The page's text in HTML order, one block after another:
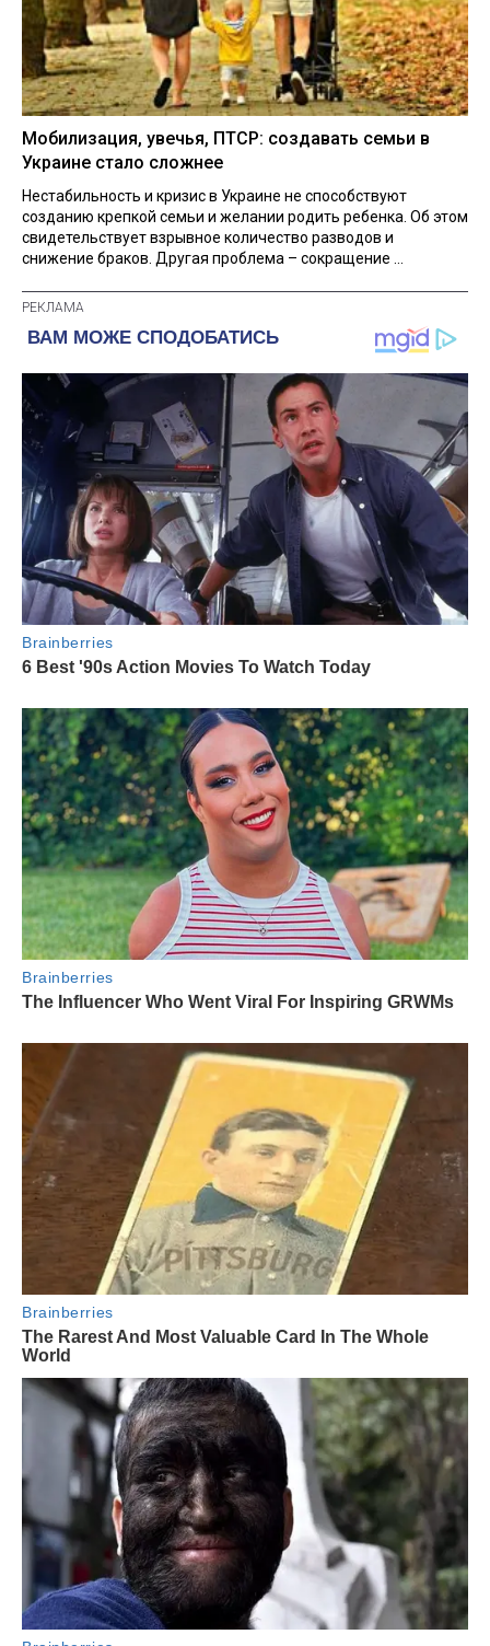
Мобилизация, увечья, ПТСР: создавать семьи в
Украине стало сложнее
Нестабильность и кризис в Украине не способствуют
созданию крепкой семьи и желании родить ребенка. Об этом
свидетельствует взрывное количество разводов и
снижение браков. Другая проблема – сокращение ...